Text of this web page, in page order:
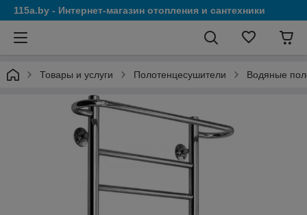
115a.by - Интернет-магазин отопления и сантехники
Товары и услуги Полотенцесушители Водяные